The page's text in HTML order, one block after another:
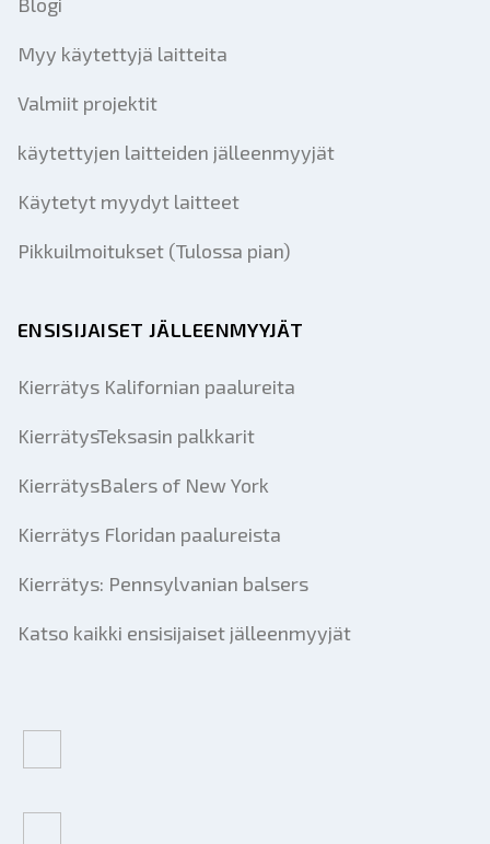
Myy käytettyjä laitteita
Valmiit projektit
käytettyjen laitteiden jälleenmyyjät
Käytetyt myydyt laitteet
Pikkuilmoitukset (Tulossa pian)
ENSISIJAISET JÄLLEENMYYJÄT
Kierrätys Kalifornian paalureita
KierrätysTeksasin palkkarit
KierrätysBalers of New York
Kierrätys Floridan paalureista
Kierrätys: Pennsylvanian balsers
Katso kaikki ensisijaiset jälleenmyyjät